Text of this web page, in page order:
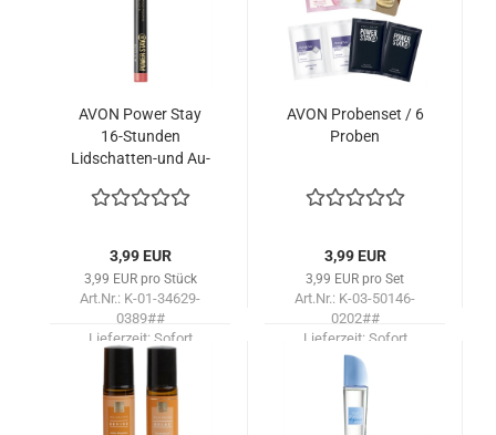
AVON Power Stay
16-​Stun­den
Lidschatten-​​und Au­
Farbe /BRON­ZE
3,99 EUR
3,99 EUR pro Stück
Art.Nr.: K-01-34629-
0389##
Lieferzeit: Sofort
AVON Pro­ben­set / 6
Pro­ben
3,99 EUR
3,99 EUR pro Set
Art.Nr.: K-03-50146-
0202##
Lieferzeit: Sofort
lieferbar!